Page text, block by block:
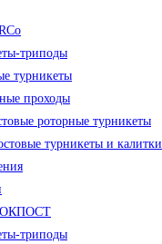
триподы
турникеты
проходы
роторные турникеты
турникеты и калитки
триподы